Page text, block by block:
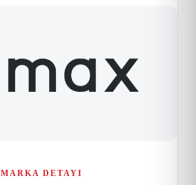
MARKA DETAYI